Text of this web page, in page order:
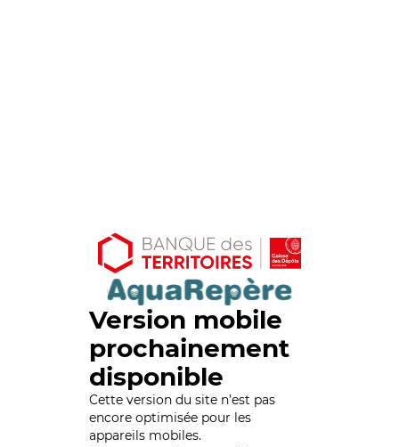
Version mobile
prochainement
disponible
Cette version du site n’est pas
encore optimisée pour les
appareils mobiles.